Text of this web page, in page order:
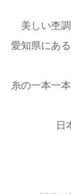
美しい杢
愛知県にあ
糸の一本一
日